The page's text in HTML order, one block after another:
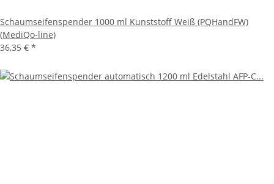
Schaumseifenspender 1000 ml Kunststoff Weiß (PQHandFW)
(MediQo-line)
36,35 € *